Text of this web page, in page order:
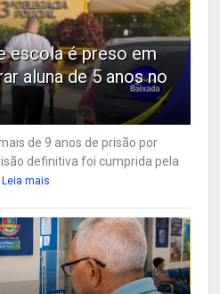
escola é preso em
aluna de 5 anos no
de 9 anos de prisão por
definitiva foi cumprida pela
Leia mais